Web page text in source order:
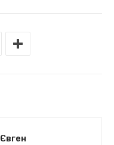
Євген